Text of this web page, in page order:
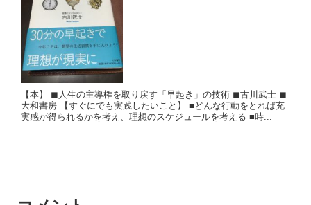
【本】 ◼︎人生の主導権を取り戻す「早起き」の技術 ◼︎古川武士 ◼︎
大和書房 【すぐにでも実践したいこと】 ■どんな行動をとれば充
実感が得られるかを考え、理想のスケジュールを考える ■時...